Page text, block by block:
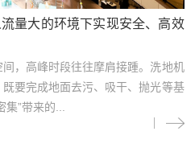
量大的环境下实现安全、高效
，高峰时段往往摩肩接踵。洗地机
要完成地面去污、吸干、抛光等基
集”带来的...